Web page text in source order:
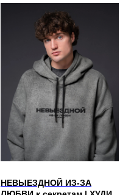
НЕВЫЕЗДНОЙ ИЗ-ЗА